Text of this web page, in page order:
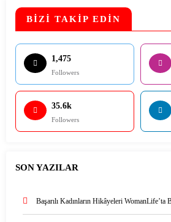
BİZİ TAKİP EDİN
1,475
Followers
35.6k
Followers
SON YAZILAR
Başarılı Kadınların Hikâyeleri WomanLife’ta